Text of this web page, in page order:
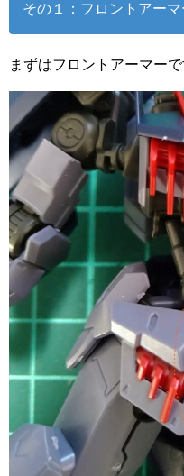
その１：フロントアー
まずはフロントアーマーで